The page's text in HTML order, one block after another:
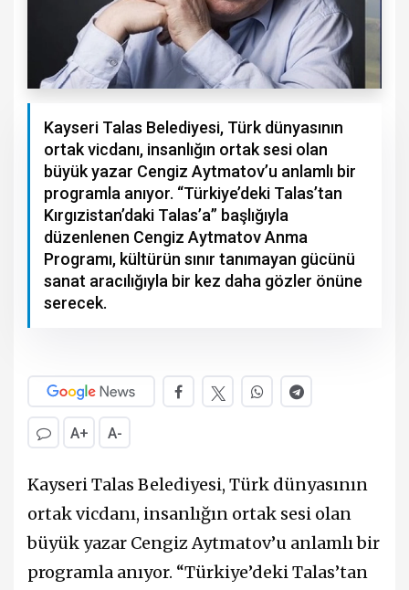
Kayseri Talas Belediyesi, Türk dünyasının
ortak vicdanı, insanlığın ortak sesi olan
büyük yazar Cengiz Aytmatov’u anlamlı bir
programla anıyor. “Türkiye’deki Talas’tan
Kırgızistan’daki Talas’a” başlığıyla
düzenlenen Cengiz Aytmatov Anma
Programı, kültürün sınır tanımayan gücünü
sanat aracılığıyla bir kez daha gözler önüne
serecek.
A+ A-
Kayseri Talas Belediyesi, Türk dünyasının
ortak vicdanı, insanlığın ortak sesi olan
büyük yazar Cengiz Aytmatov’u anlamlı bir
programla anıyor. “Türkiye’deki Talas’tan